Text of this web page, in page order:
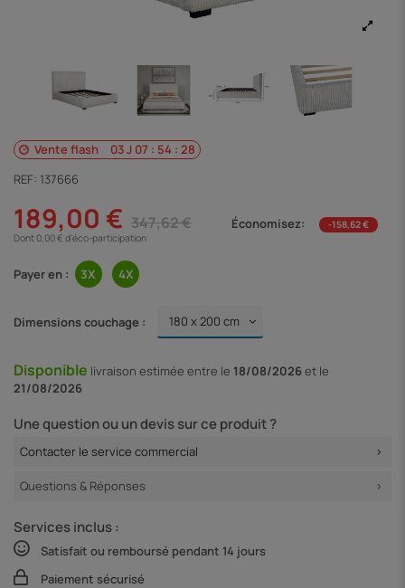
Vente flash 03J 07 : 54 : 28
REF: 137666
189,00 € 347,62 € Économisez:
-158,62 €
Dont 0,00 € d'éco-participation
Payer en :
Dimensions couchage :
Disponible livraison estimée entre le 18/08/2026et le
21/08/2026
Une question ou un devis sur ce produit ?
Contacter le service commercial
Questions & Réponses
Services inclus :
Satisfait ou remboursé pendant 14 jours
Paiement sécurisé